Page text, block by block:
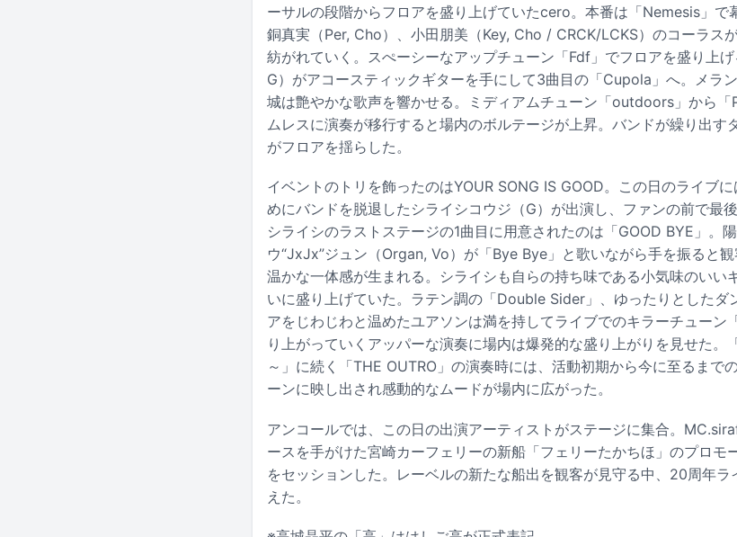
ーサルの段階からフロアを盛り上げていたcero。本番は「Nemesis」で
銅真実（Per, Cho）、小田朋美（Key, Cho / CRCK/LCKS）のコーラス
紡がれていく。スぺーシーなアップチューン「Fdf」でフロアを盛り上
G）がアコースティックギターを手にして3曲目の「Cupola」へ。メラ
城は艶やかな歌声を響かせる。ミディアムチューン「outdoors」から
ムレスに演奏が移行すると場内のボルテージが上昇。バンドが繰り出す
がフロアを揺らした。
イベントのトリを飾ったのはYOUR SONG IS GOOD。この日のライブ
めにバンドを脱退したシライシコウジ（G）が出演し、ファンの前で最
シライシのラストステージの1曲目に用意されたのは「GOOD BYE」。
ウ“JxJx”ジュン（Organ, Vo）が「Bye Bye」と歌いながら手を振ると
温かな一体感が生まれる。シライシも自らの持ち味である小気味のいい
いに盛り上げていた。ラテン調の「Double Sider」、ゆったりとしたダ
アをじわじわと温めたユアソンは満を持してライブでのキラーチューン
り上がっていくアッパーな演奏に場内は爆発的な盛り上がりを見せた。
～」に続く「THE OUTRO」の演奏時には、活動初期から今に至るまで
ーンに映し出され感動的なムードが場内に広がった。
アンコールでは、この日の出演アーティストがステージに集合。
ースを手がけた宮崎カーフェリーの新船「フェリーたかちほ」のプロモ
をセッションした。レーベルの新たな船出を観客が見守る中、20周年
えた。